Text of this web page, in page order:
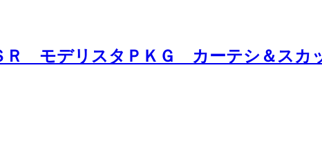
Ｒ モデリスタＰＫＧ カーテシ＆ス